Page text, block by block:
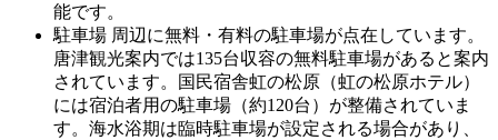
能です。
駐車場 周辺に無料・有料の駐車場が点在しています。
唐津観光案内では135台収容の無料駐車場があると案内
されています。国民宿舎虹の松原（虹の松原ホテル）
には宿泊者用の駐車場（約120台）が整備されていま
す。海水浴期は臨時駐車場が設定される場合があり、